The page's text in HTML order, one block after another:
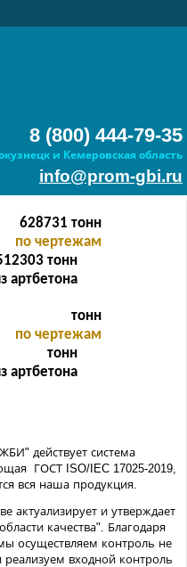
8 (800) 444-79-35
и Кемеровская область
info@prom-gbi.ru
628731 тонн
по чертежам
тонн
артбетона
тонн
по чертежам
тонн
артбетона
действует система
ГОСТ ISO/IEC 17025-2019,
вся наша продукция.
актуализирует и утверждает
качества". Благодаря
осуществляем контроль не
входной контроль